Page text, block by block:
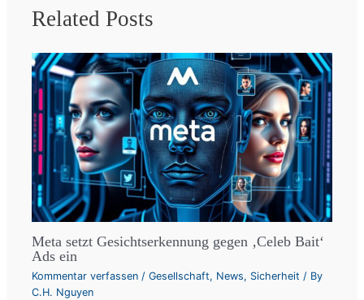
Related Posts
Meta setzt Gesichtserkennung gegen ‚Celeb Bait‘
Ads ein
Kommentar verfassen /Gesellschaft, News, Sicherheit / By
C.H. Nguyen